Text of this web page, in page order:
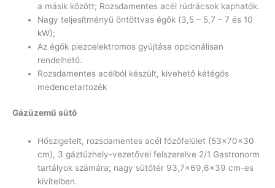
a másik között; Rozsdamentes acél rúdrácsok kaphatók.
Nagy teljesítményű öntöttvas égők (3,5 – 5,7 – 7 és 10
kW);
Az égők piezoelektromos gyújtása opcionálisan
rendelhető.
Rozsdamentes acélból készült, kivehető kétégős
medencetartozék
Gázüzemű sütő
Hőszigetelt, rozsdamentes acél főzőfelület (53x70x30
cm), 3 gáztűzhely-vezetővel felszerelve 2/1 Gastronorm
tartályok számára; nagy sütőtér 93,7×69,6×39 cm-es
kivitelben.